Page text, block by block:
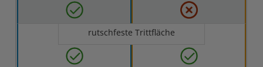
rutschfeste Trittfläche